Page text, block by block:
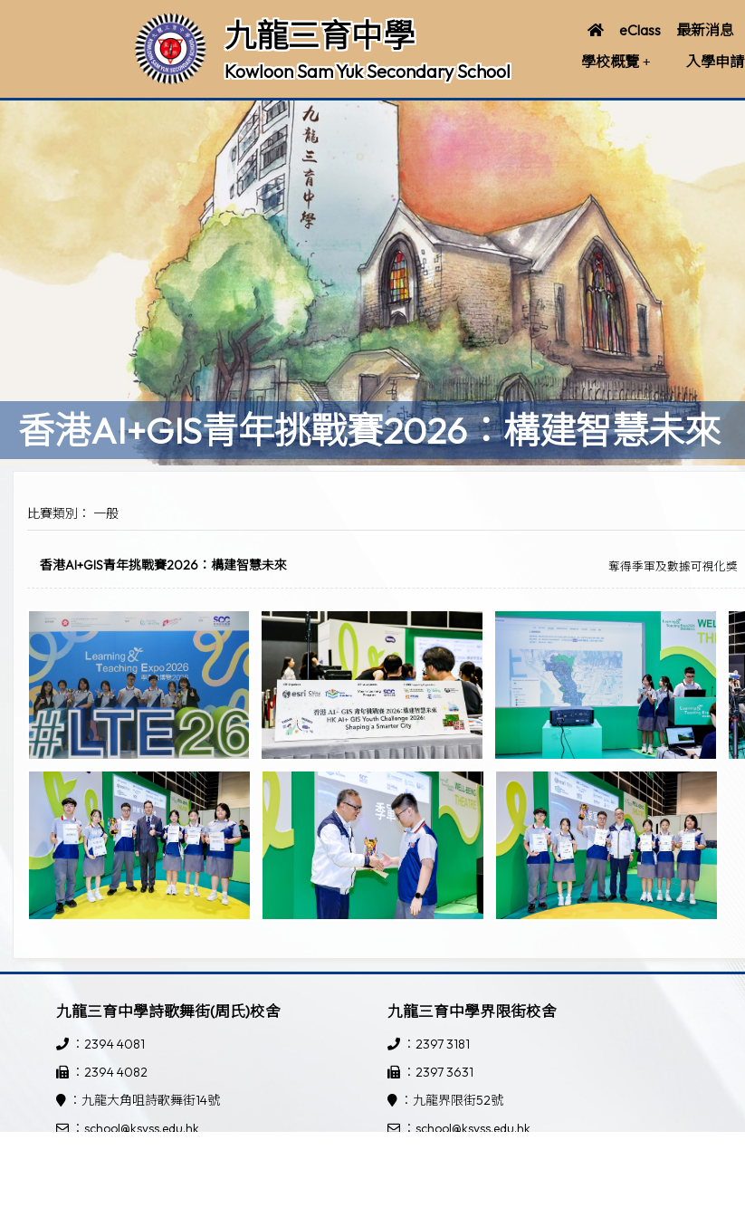
九龍三育中學
Kowloon Sam Yuk Secondary School
eClass 最新消息
學校概覽
入學申請
香港AI+GIS青年挑戰賽2026：構建智慧未來
比賽類別： 一般
香港AI+GIS青年挑戰賽2026：構建智慧未來 奪得季軍及數據可視化獎
九龍三育中學詩歌舞街(周氏)校舍
：2394 4081
：2394 4082
：九龍大角咀詩歌舞街14號
：school@ksyss.edu.hk
九龍三育中學界限街校舍
：2397 3181
：2397 3631
：九龍界限街52號
：school@ksyss.edu.hk